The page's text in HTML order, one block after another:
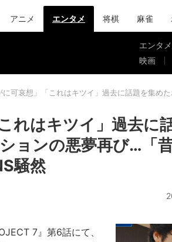
アニメ エンタメ 将棋 麻雀
エンタ
映画
に可哀想」「これはキツイ」過去に話題を集め
れはキツイ」過去に
ョンの悪夢再び…「
騒然
7』第6話にて、